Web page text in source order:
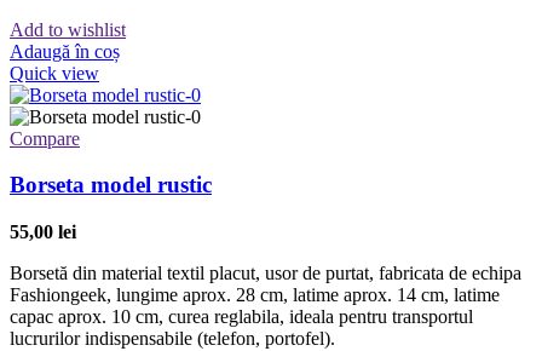
Add to wishlist
Adaugă în coș
Quick view
Compare
Borseta model rustic
55,00 lei
Borsetă din material textil placut, usor de purtat, fabricata de echipa
Fashiongeek, lungime aprox. 28 cm, latime aprox. 14 cm, latime
capac aprox. 10 cm, curea reglabila, ideala pentru transportul
lucrurilor indispensabile (telefon, portofel).